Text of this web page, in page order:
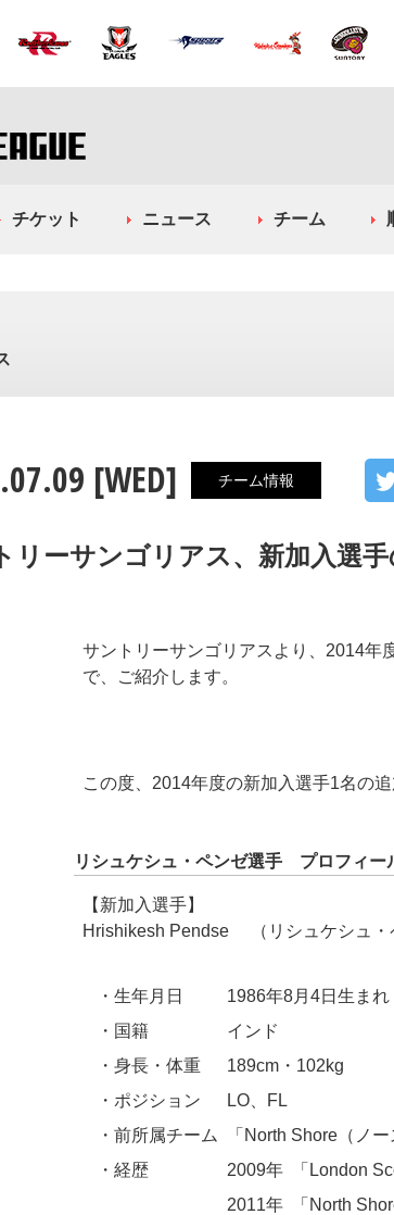
チケット ニュース チーム
[WED] チーム情報
リーサンゴリアス、新加入選
サントリーサンゴリアスより、2014年
で、ご紹介します。
この度、2014年度の新加入選手1名の
リシュケシュ・ペンゼ選手 プロフィー
【新加入選手】
Hrishikesh Pendse （リシュケシュ・
・生年月日
1986年8月4日生まれ
・国籍
インド
・身長・体重
189cm・102kg
・ポジション
LO、FL
・前所属チーム
「North Shore（ノ
・経歴
2009年
「London
2011年
「North